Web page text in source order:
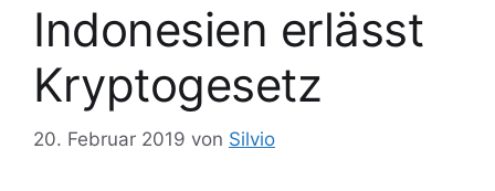
Indonesien erlässt
Kryptogesetz
20. Februar 2019 von Silvio